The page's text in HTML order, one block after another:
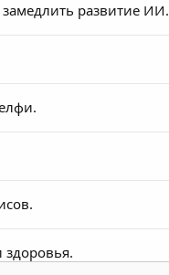
развитие ИИ.